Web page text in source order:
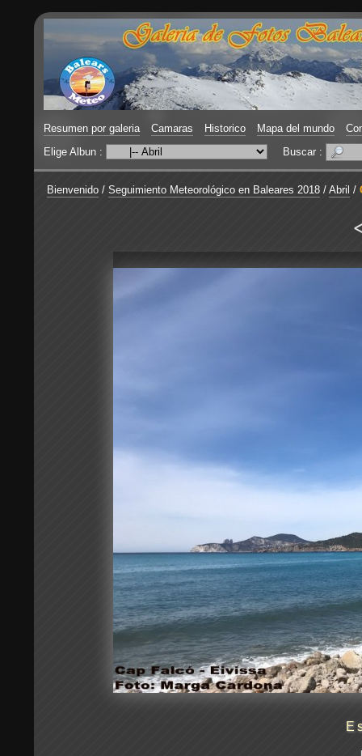
Resumen por galeria Camaras Historico Mapa del mundo
Elige Albun :
Buscar :
Bienvenido / Seguimiento Meteorológico en Baleares 2018 / Abril /